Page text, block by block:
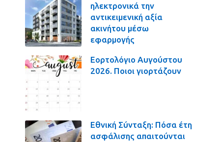
ηλεκτρονικά την
αντικειμενική αξία
ακινήτου μέσω
εφαρμογής
Εορτολόγιο Αυγούστου
2026. Ποιοι γιορτάζουν
Εθνική Σύνταξη: Πόσα έτη
ασφάλισης απαιτούνται